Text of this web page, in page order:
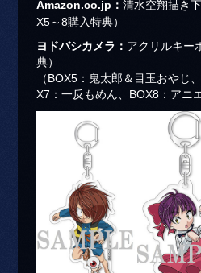
Amazon.co.jp：清水空翔描き
X5～8購入特典）
ヨドバシカメラ： アクリルキー
典）
（BOX5：鬼太郎＆目玉おやじ
X7：一反もめん、BOX8：アニ